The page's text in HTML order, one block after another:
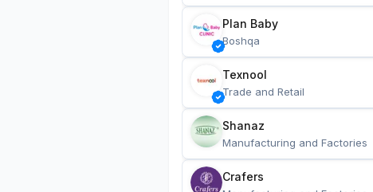
Plan Baby
Boshqa
Texnool
Trade and Retail
Shanaz
Manufacturing and Factories
Crafers